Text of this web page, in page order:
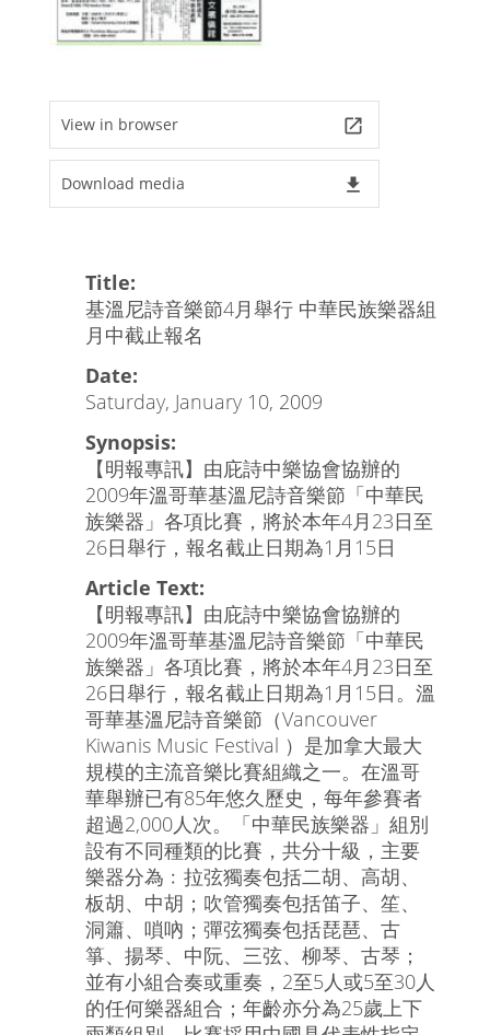
View in browser launch
Download media file_download
Title:
基溫尼詩音樂節4月舉行 中華民族樂器組
月中截止報名
Date:
Saturday, January 10, 2009
Synopsis:
【明報專訊】由庇詩中樂協會協辦的
2009年溫哥華基溫尼詩音樂節「中華民
族樂器」各項比賽，將於本年4月23日至
26日舉行，報名截止日期為1月15日
Article Text:
【明報專訊】由庇詩中樂協會協辦的
2009年溫哥華基溫尼詩音樂節「中華民
族樂器」各項比賽，將於本年4月23日至
26日舉行，報名截止日期為1月15日。溫
哥華基溫尼詩音樂節（Vancouver
Kiwanis Music Festival ）是加拿大最大
規模的主流音樂比賽組織之一。在溫哥
華舉辦已有85年悠久歷史，每年參賽者
超過2,000人次。「中華民族樂器」組別
設有不同種類的比賽，共分十級，主要
樂器分為﹕拉弦獨奏包括二胡、高胡、
板胡、中胡；吹管獨奏包括笛子、笙、
洞簫、嗩吶；彈弦獨奏包括琵琶、古
箏、揚琴、中阮、三弦、柳琴、古琴；
並有小組合奏或重奏，2至5人或5至30人
的任何樂器組合；年齡亦分為25歲上下